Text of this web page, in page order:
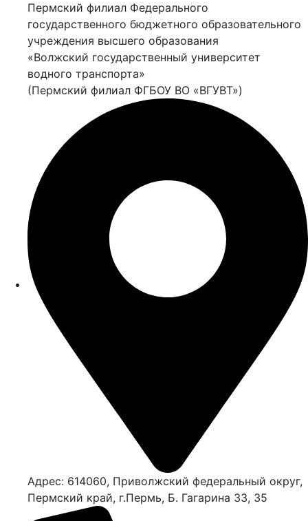
Пермский филиал Федерального
государственного бюджетного образовательного
учреждения высшего образования
«Волжский государственный университет
водного транспорта»
(Пермский филиал ФГБОУ ВО «ВГУВТ»)
Адрес: 614060, Приволжский федеральный округ,
Пермский край, г.Пермь, Б. Гагарина 33, 35